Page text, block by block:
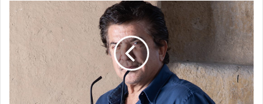
وليد
توفيق:
وسائل
التواصل
سرّعت
بانتشار
الأغاني..
ولكن!